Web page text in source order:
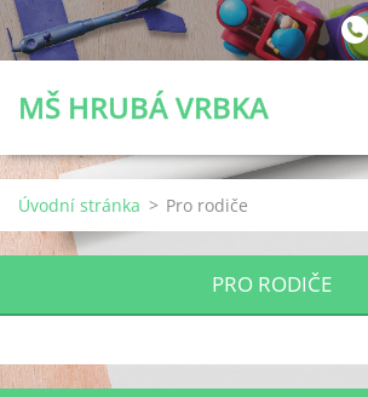
MŠ HRUBÁ VRBKA
Úvodní stránka > Pro rodiče
PRO RODIČE